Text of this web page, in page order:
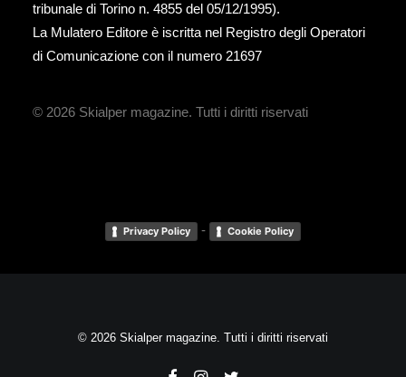
tribunale di Torino n. 4855 del 05/12/1995).
La Mulatero Editore è iscritta nel Registro degli Operatori
di Comunicazione con il numero 21697
© 2026 Skialper magazine. Tutti i diritti riservati
Privacy Policy - Cookie Policy
© 2026 Skialper magazine. Tutti i diritti riservati